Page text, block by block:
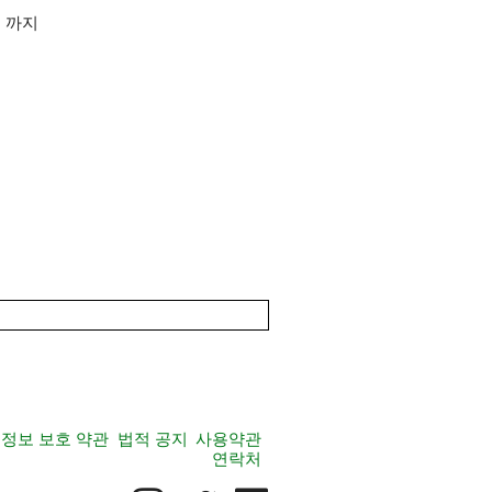
까지
사용약관
법적 공지
보 보호 약관
연락처